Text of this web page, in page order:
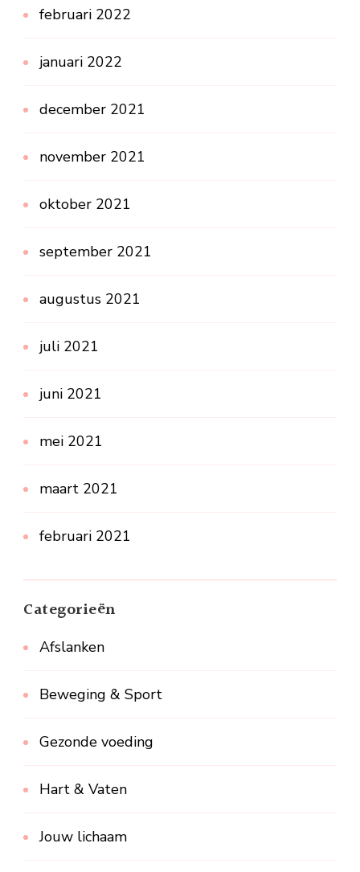
februari 2022
januari 2022
december 2021
november 2021
oktober 2021
september 2021
augustus 2021
juli 2021
juni 2021
mei 2021
maart 2021
februari 2021
Categorieën
Afslanken
Beweging & Sport
Gezonde voeding
Hart & Vaten
Jouw lichaam